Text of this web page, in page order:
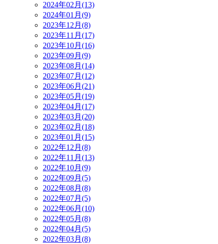
2024年02月(13)
2024年01月(9)
2023年12月(8)
2023年11月(17)
2023年10月(16)
2023年09月(9)
2023年08月(14)
2023年07月(12)
2023年06月(21)
2023年05月(19)
2023年04月(17)
2023年03月(20)
2023年02月(18)
2023年01月(15)
2022年12月(8)
2022年11月(13)
2022年10月(9)
2022年09月(5)
2022年08月(8)
2022年07月(5)
2022年06月(10)
2022年05月(8)
2022年04月(5)
2022年03月(8)